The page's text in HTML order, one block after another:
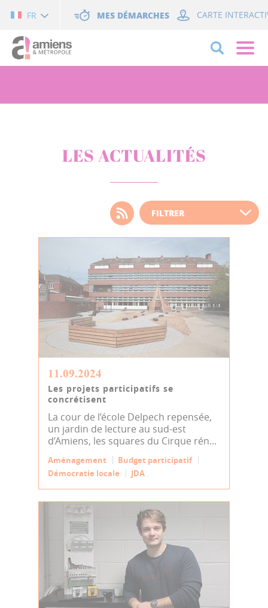
FR MES DÉMARCHES CARTE
LES ACTUALITÉS
Choisissez votre filtre
d'actualité
11.09.2024
Les projets participatifs se
concrétisent
La cour de l’école Delpech repensée,
un jardin de lecture au sud-est
d’Amiens, les squares du Cirque rén...
Aménagement
Budget participatif
Démocratie locale
JDA